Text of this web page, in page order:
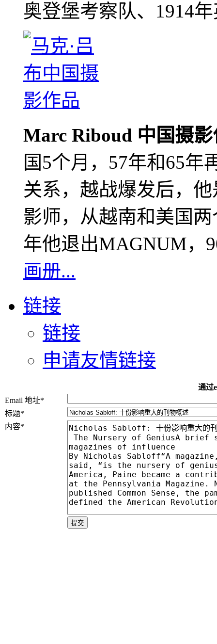
奥登堡考察队、1914
Marc Riboud 中国摄
国5个月，57年和65年
关系，越战爆发后，
影师，从越南和美国
年他退出MAGNUM，
画册...
链接
链接
申请友情链接
通过
Email 地址*
标题*
内容*